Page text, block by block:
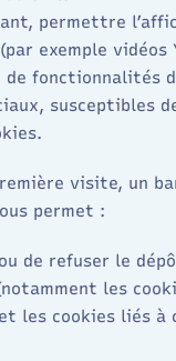
permettre
exemple vidéos
de fonctionnalités
susceptibles
visite, un
permet :
de refuser le
les
et les cookies liés